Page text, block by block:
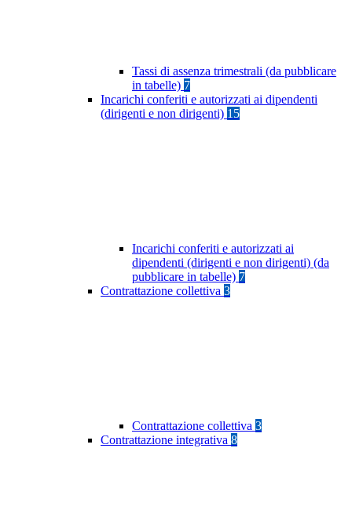
Tassi di assenza trimestrali (da pubblicare
in tabelle) 7
Incarichi conferiti e autorizzati ai dipendenti
(dirigenti e non dirigenti) 15
Incarichi conferiti e autorizzati ai
dipendenti (dirigenti e non dirigenti) (da
pubblicare in tabelle) 7
Contrattazione collettiva 3
Contrattazione collettiva 3
Contrattazione integrativa 8